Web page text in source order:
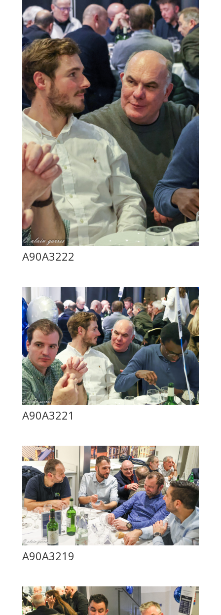
A90A3222
A90A3221
A90A3219